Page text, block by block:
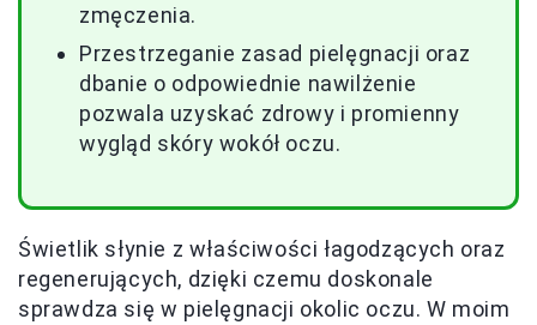
zmęczenia.
Przestrzeganie zasad pielęgnacji oraz
dbanie o odpowiednie nawilżenie
pozwala uzyskać zdrowy i promienny
wygląd skóry wokół oczu.
Świetlik słynie z właściwości łagodzących oraz
regenerujących, dzięki czemu doskonale
sprawdza się w pielęgnacji okolic oczu. W moim